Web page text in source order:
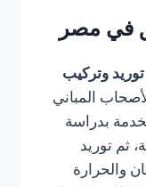
في مصر
توريد وتركيب
المباني
بدراسة
ثم توريد
والحرارة